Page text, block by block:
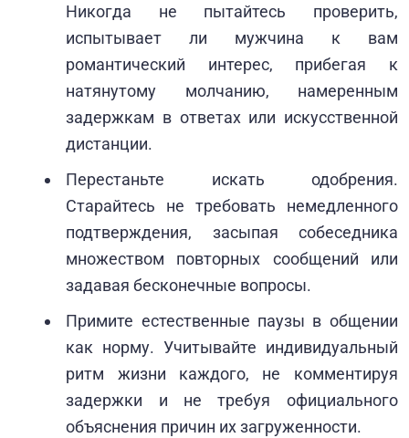
Никогда не пытайтесь проверить,
испытывает ли мужчина к вам
романтический интерес, прибегая к
натянутому молчанию, намеренным
задержкам в ответах или искусственной
дистанции.
Перестаньте искать одобрения.
Старайтесь не требовать немедленного
подтверждения, засыпая собеседника
множеством повторных сообщений или
задавая бесконечные вопросы.
Примите естественные паузы в общении
как норму. Учитывайте индивидуальный
ритм жизни каждого, не комментируя
задержки и не требуя официального
объяснения причин их загруженности.